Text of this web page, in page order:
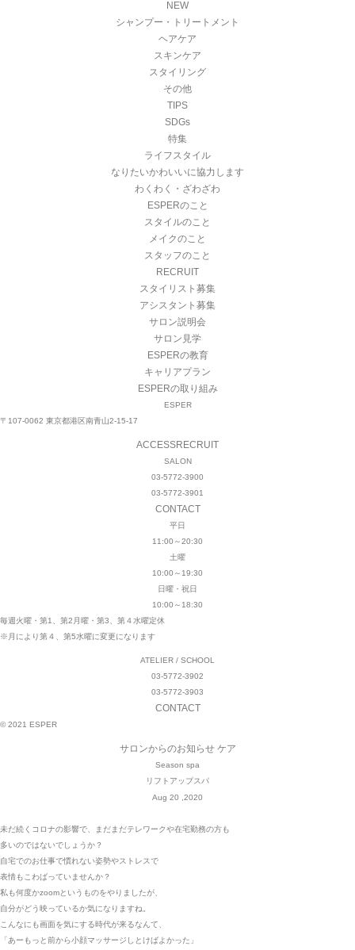
NEW
シャンプー・トリートメント
ヘアケア
スキンケア
スタイリング
その他
TIPS
SDGs
特集
ライフスタイル
なりたいかわいいに協力します
わくわく・ざわざわ
ESPERのこと
スタイルのこと
メイクのこと
スタッフのこと
RECRUIT
スタイリスト募集
アシスタント募集
サロン説明会
サロン見学
ESPERの教育
キャリアプラン
ESPERの取り組み
ESPER
〒107-0062 東京都港区南青山2-15-17
ACCESSRECRUIT
SALON
03-5772-3900
03-5772-3901
CONTACT
平日
11:00～20:30
土曜
10:00～19:30
日曜・祝日
10:00～18:30
毎週火曜・第1、第2月曜・第3、第４水曜定休
※月により第４、第5水曜に変更になります
ATELIER / SCHOOL
03-5772-3902
03-5772-3903
CONTACT
© 2021 ESPER
サロンからのお知らせ ケア
Season spa
リフトアップスパ
Aug 20 ,2020
未だ続くコロナの影響で、まだまだテレワークや在宅勤務の方も
多いのではないでしょうか？
自宅でのお仕事で慣れない姿勢やストレスで
表情もこわばっていませんか？
私も何度かzoomというものをやりましたが、
自分がどう映っているか気になりますね。
こんなにも画面を気にする時代が来るなんて、
「あーもっと前から小顔マッサージしとけばよかった」